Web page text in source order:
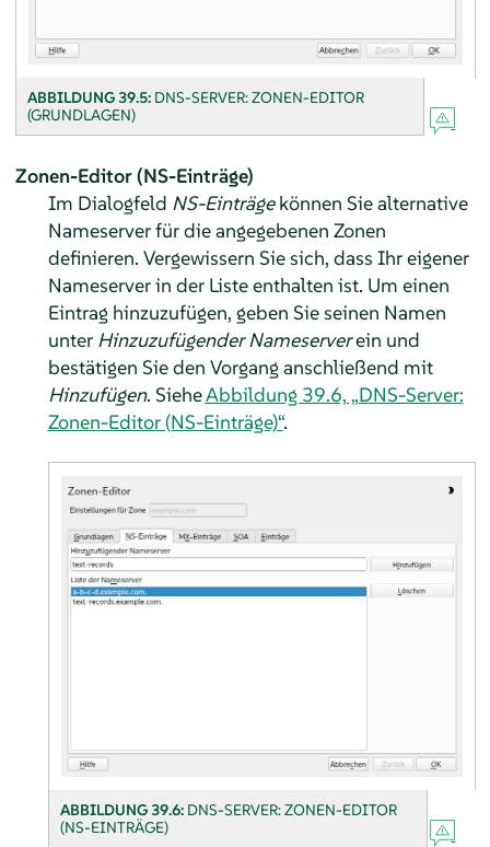
ABBILDUNG 39.5: DNS-SERVER: ZONEN-EDITOR
(GRUNDLAGEN)
Zonen-Editor (NS-Einträge)
Im Dialogfeld NS-Einträgekönnen Sie alternative
Nameserver für die angegebenen Zonen
definieren. Vergewissern Sie sich, dass Ihr eigener
Nameserver in der Liste enthalten ist. Um einen
Eintrag hinzuzufügen, geben Sie seinen Namen
unter Hinzuzufügender Nameserverein und
bestätigen Sie den Vorgang anschließend mit
Hinzufügen. SieheAbbildung 39.6, „DNS-Server:
Zonen-Editor (NS-Einträge)“.
ABBILDUNG 39.6: DNS-SERVER: ZONEN-EDITOR
(NS-EINTRÄGE)